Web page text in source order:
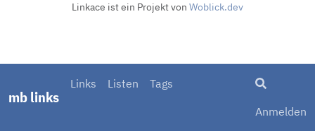
mb links
Links Listen Tags
Anmelden
Linkace ist ein Projekt von Woblick.dev